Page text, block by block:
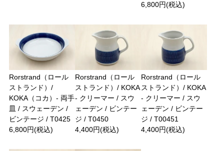
6,800円(税込)
Rorstrand（ロール
ストランド）/
KOKA（コカ）- 両手
皿 / スウェーデン /
ビンテージ / T0425
6,800円(税込)
Rorstrand（ロール
ストランド）/ KOKA
- クリーマー / スウ
ェーデン / ビンテー
ジ / T0450
4,400円(税込)
Rorstrand（ロール
ストランド）/ KOKA
- クリーマー / スウ
ェーデン / ビンテー
ジ / T00451
4,400円(税込)